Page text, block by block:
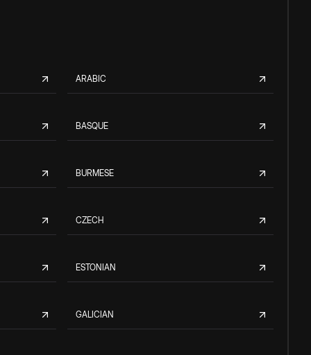
ARABIC
BASQUE
BURMESE
CZECH
ESTONIAN
GALICIAN